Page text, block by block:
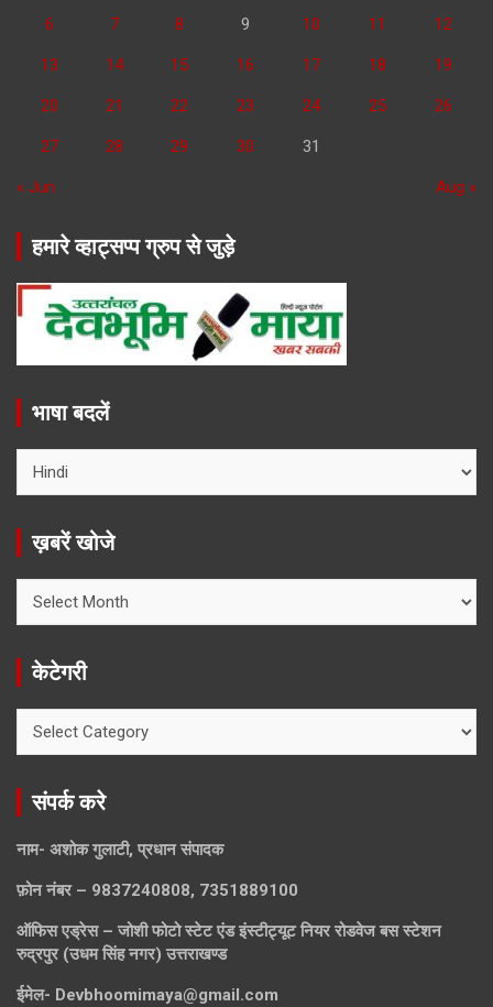
6 7 8 9 10 11 12
13 14 15 16 17 18 19
20 21 22 23 24 25 26
27 28 29 30 31
« Jun Aug »
हमारे व्हाट्सप्प ग्रुप से जुड़े
भाषा बदलें
ख़बरें खोजे
खोजे
केटेगरी
संपर्क करे
नाम- अशोक गुलाटी, प्रधान संपादक
फ़ोन नंबर – 9837240808, 7351889100
ऑफिस एड्रेस – जोशी फोटो स्टेट एंड इंस्टीट्यूट नियर रोडवेज बस स्टेशन
रुद्रपुर (उधम सिंह नगर) उत्तराखण्ड
ईमेल- Devbhoomimaya@gmail.com